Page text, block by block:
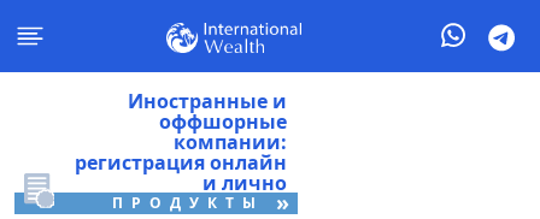
Иностранные и
оффшорные
компании:
регистрация онлайн
и лично
ПРОДУКТЫ »